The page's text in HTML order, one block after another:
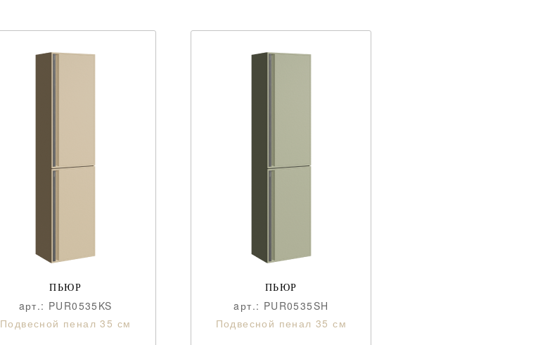
ПЬЮР
aрт.: PUR0535KS
Подвесной пенал 35 см
ПЬЮР
aрт.: PUR0535SH
Подвесной пенал 35 см